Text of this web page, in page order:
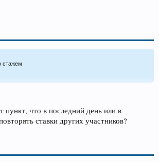
стажем
пункт, что в последний день или в
ставки других участников?